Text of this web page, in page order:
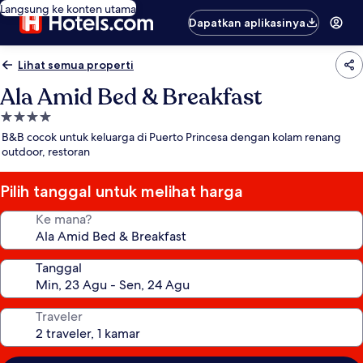
Langsung ke konten utama
Dapatkan aplikasinya
Lihat semua properti
Ala Amid Bed & Breakfast
Properti
bintang
4.0
B&B cocok untuk keluarga di Puerto Princesa dengan kolam renang
outdoor, restoran
Pilih tanggal untuk melihat harga
Ke mana?
Tanggal
Traveler